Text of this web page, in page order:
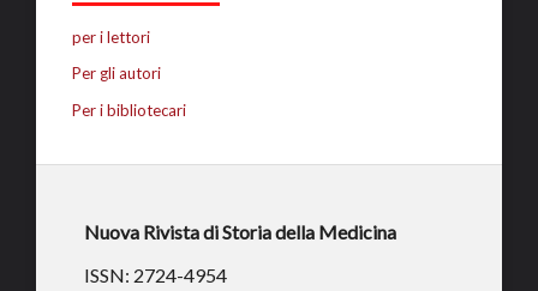
per i lettori
Per gli autori
Per i bibliotecari
Nuova Rivista di Storia della Medicina
ISSN: 2724-4954